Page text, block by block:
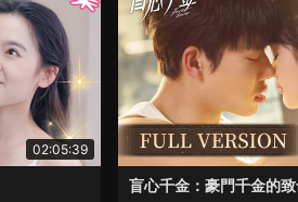
02:05:39
盲心千金：豪門千金的